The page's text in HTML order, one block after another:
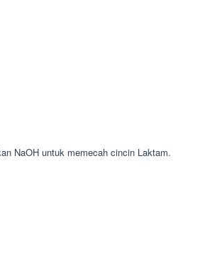
NaOH untuk memecah cincin Laktam.